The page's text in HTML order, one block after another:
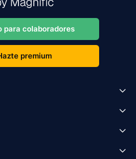
para colaboradores
premium